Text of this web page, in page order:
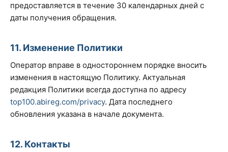
предоставляется в течение 30 календарных дней с
даты получения обращения.
11. Изменение Политики
Оператор вправе в одностороннем порядке вносить
изменения в настоящую Политику. Актуальная
редакция Политики всегда доступна по адресу
top100.abireg.com/privacy. Дата последнего
обновления указана в начале документа.
12. Контакты